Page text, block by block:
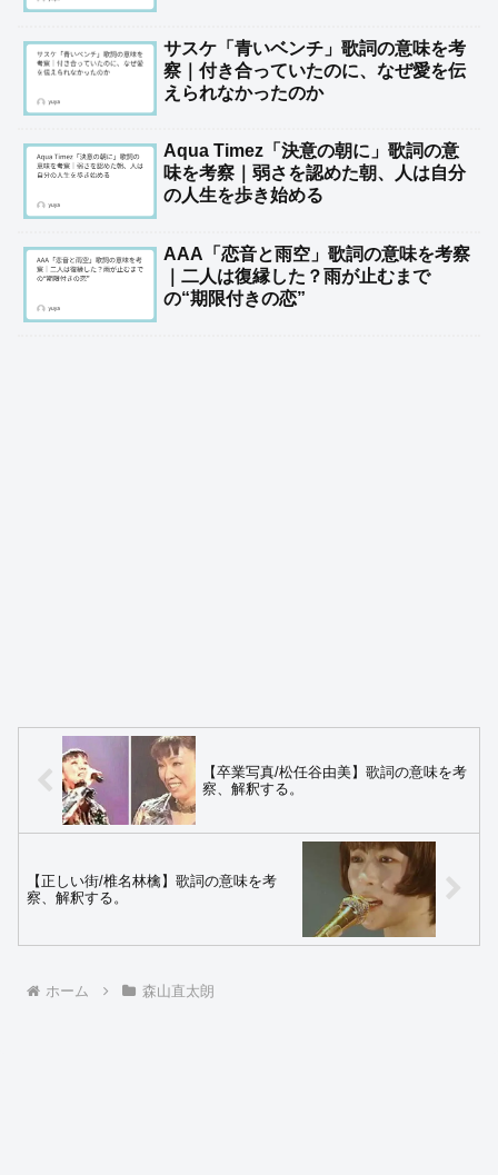
サスケ「青いベンチ」歌詞の意味を考
察｜付き合っていたのに、なぜ愛を伝
えられなかったのか
Aqua Timez「決意の朝に」歌詞の意
味を考察｜弱さを認めた朝、人は自分
の人生を歩き始める
AAA「恋音と雨空」歌詞の意味を考察
｜二人は復縁した？雨が止むまで
の“期限付きの恋”
【卒業写真/松任谷由美】歌詞の意味を考
察、解釈する。
【正しい街/椎名林檎】歌詞の意味を考
察、解釈する。
ホーム 森山直太朗